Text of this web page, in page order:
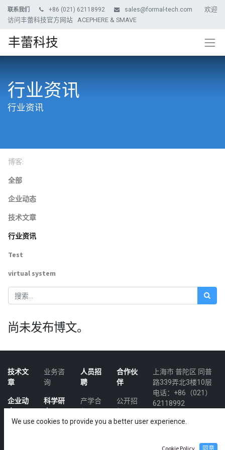
联系我们 +86 (021) 62118992 sales@formal-tech.com
欢迎
访问丰蕾科技官方网站 ACEPHERE & SMAVE
丰蕾科技
行业资讯
行业资讯
博客:
全部
企业动态
技术文章
行业资讯
Test
virtual system
尚未发布博文。
技术文
章
企业动
业务咨
询
科学研
人员招
聘
产学合
合作伙
伴
公开招
上海市 普陀区 同普
路339弄北3楼10层
电话：+86（021）
62118992
网址：
tech.com
We use cookies to provide you a better user experience.
Cookie Policy 同意